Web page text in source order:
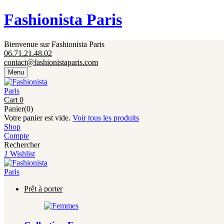
Fashionista Paris
Bienvenue sur Fashionista Paris
06.71.21.48.02
contact@fashionistaparis.com
Menu
Cart 0
Panier(0)
Votre panier est vide. Voir tous les produits
Shop
Compte
Rechercher
1 Wishlist
Prêt à porter
Fermeture annuelle du 17 juillet 16h au 12 août.